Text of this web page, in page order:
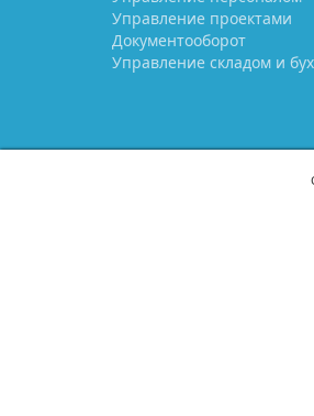
Управление проектами
Документооборот
Управление складом и